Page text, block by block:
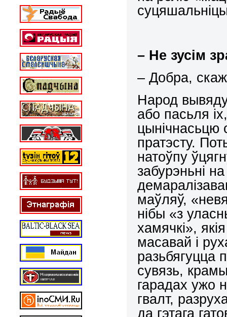
– Не зусім
– Добра,
Народ
або пасьля
цынічнасьцю
пратэсту.
натоўпу
забурэньні
маўляў,
нібы «з
хамячкі»,
масавай і
разьбягуцца
сувязь,
гарадах ужо
гвалт,
да гэтага